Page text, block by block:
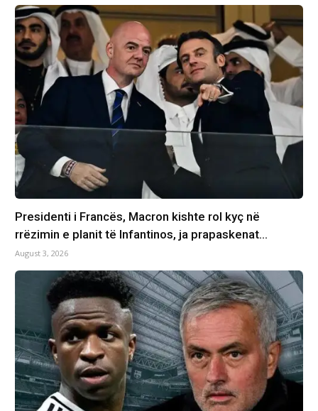
Presidenti i Francës, Macron kishte rol kyç në
rrëzimin e planit të Infantinos, ja prapaskenat…
August 3, 2026